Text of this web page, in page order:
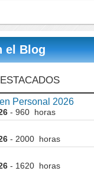
el Blog
Personal 2026
- 960 horas
- 2000 horas
- 1620 horas